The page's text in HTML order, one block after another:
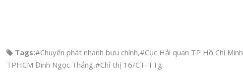
Tags:#Chuyển phát nhanh bưu chính,#Cục Hải quan TP Hồ Chí Minh
TPHCM Đinh Ngọc Thắng,#Chỉ thị 16/CT-TTg